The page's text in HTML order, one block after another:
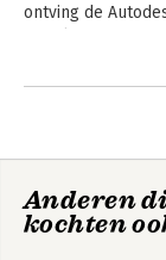
ontving de
Andere
Anderen
kochten